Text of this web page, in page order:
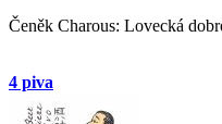
Čeněk Charous: Lovecká
4 piva